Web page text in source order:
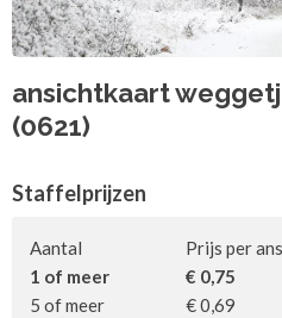
ansichtkaart
(0621)
Staffelprijzen
Aantal
Prijs per
1 of meer
€ 0,75
5 of meer
€ 0,69